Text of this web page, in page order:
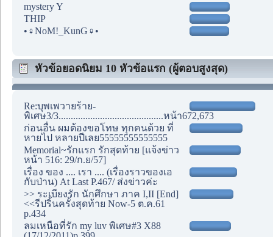
mystery Y
THIP
•♀NoM!_KunG♀•
หัวข้อยอดนิยม 10 หัวข้อแรก (ผู้ตอบสูงสุด)
Re:บุพเพวายร้าย-
พิเศษ3/3...........................................หน้า672,673
ก่อนอื่น ผมต้องขอโทษ ทุกคนด้วย ที่
หายไป หลายปีเลย55555555555555
Memorial~รักแรก รักสุดท้าย [แจ้งข่าว
หน้า 516: 29/ก.ย/57]
เรื่อง ของ .... เรา .... (เรื่องราวของเอ
กับป่าน) At Last P.467/ ส่งข่าวค่ะ
>> ระเบียงรัก นักศึกษา ภาค I,II [End]
<<รีปริ้นครั้งสุดท้าย Now-5 ต.ค.61
p.434
ลมเหนือที่รัก my luv พิเศษ#3 X88